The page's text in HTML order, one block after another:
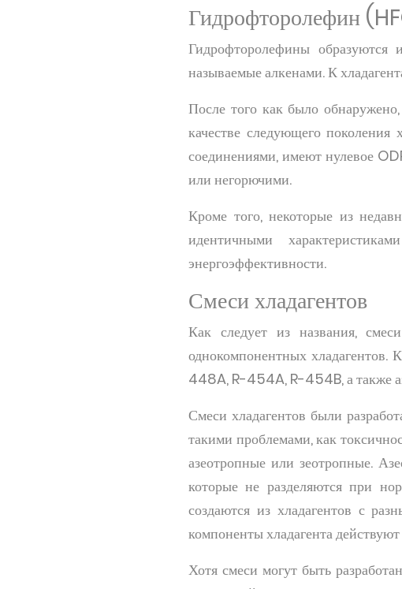
Гидрофторолефин
Гидрофторолефины
называемые алкенами. К
После того как было
качестве следующего
соединениями, имеют нулевое
или негорючими.
Кроме того, некоторые из
идентичными
энергоэффективности.
Смеси хладагентов
Как следует из названия,
однокомпонентных хладагентов.
448A, R-454A, R-454B, а также
Смеси хладагентов были
такими проблемами, как
азеотропные или зеотропные.
которые не разделяются при
создаются из хладагентов с
компоненты хладагента
Хотя смеси могут быть